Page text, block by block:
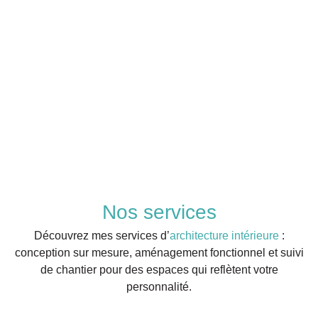
Nos services
Découvrez mes services d’architecture intérieure:
conception sur mesure, aménagement fonctionnel et suivi
de chantier pour des espaces qui reflètent votre
personnalité.